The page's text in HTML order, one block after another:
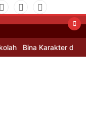
Bina Karakter di Hari